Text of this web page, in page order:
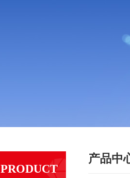
PRODUCT
产品中